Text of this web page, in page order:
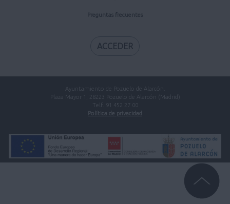
Preguntas frecuentes
ACCEDER
Ayuntamiento de Pozuelo de Alarcón.
Plaza Mayor 1, 28223 Pozuelo de Alarcón (Madrid)
Telf. 91 452 27 00
Política de privacidad